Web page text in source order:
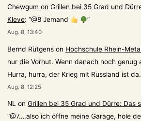
Chewgum on Grillen bei 35 Grad und
Kleve: “@8 Jemand ”
Aug. 8, 13:40
Bernd Rütgens on Hochschule Rhein-
nur die Vorhut. Wenn danach noch genug
Hurra, hurra, der Krieg mit Russland ist
Aug. 8, 12:25
NL on Grillen bei 35 Grad und Dürre: Das
“@7….also ich öffne meine Garage, hole